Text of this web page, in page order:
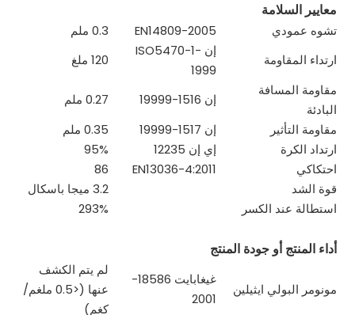
معايير السلامة
تشوه عمودي EN14809-2005
0.3 ملم
ارتداء المقاومة
إن ISO5470-1-
1999
120 ملغ
مقاومة المسافة
البادئة
إن 1516-19999
0.27 ملم
مقاومة التأثير
إن 1517-19999
0.35 ملم
ارتداد الكرة
إي إن 12235
95%
احتكاكي
EN13036-4:2011
86
قوة الشد
3.2 ميجا باسكال
استطالة عند الكسر
293%
أداء المنتج أو جودة المنتج
مونومر البولي ايثيلين
غيغابايت 18586-
2001
لم يتم الكشف
عنها (<0.5 ملغم/
كغم)